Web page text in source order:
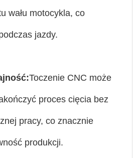
wału motocykla, co
jazdy.
Toczenie CNC może
proces cięcia bez
pracy, co znacznie
produkcji.